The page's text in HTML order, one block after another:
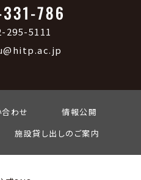
295-5111
わせ
情報公開
施設貸し出しのご案内